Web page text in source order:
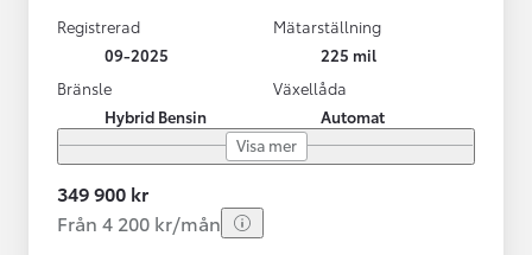
Registrerad
09-2025
Mätarställning
225 mil
Bränsle
Hybrid Bensin
Växellåda
Automat
Visa mer
349 900 kr
Från 4 200 kr/mån